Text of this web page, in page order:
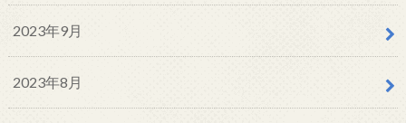
2023年9月
2023年8月